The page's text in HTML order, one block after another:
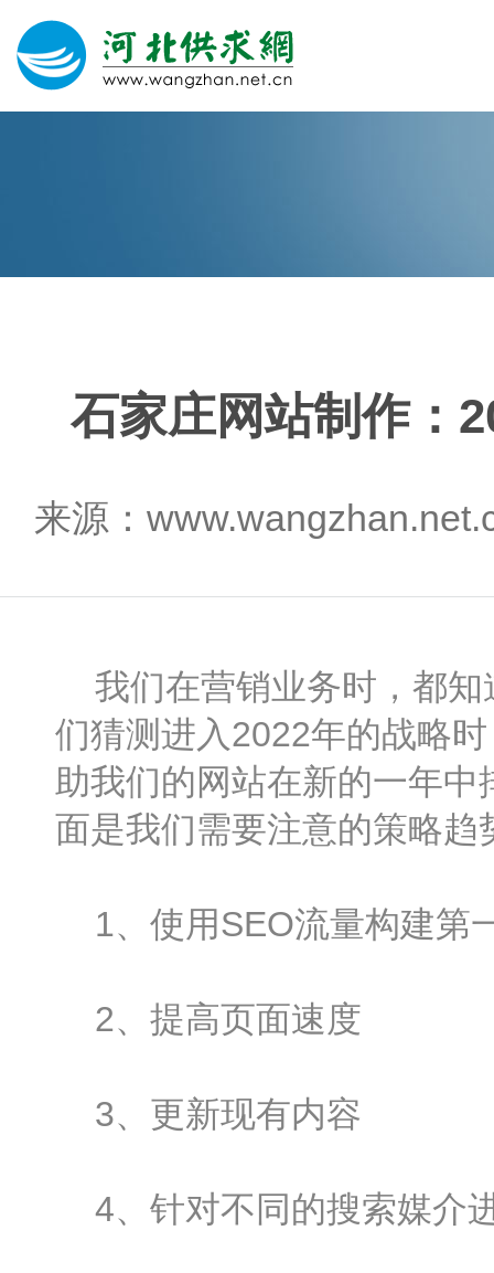
石家庄网站制作：
来源：
我们在营销业务时，都知
们猜测进入2022年的战略
助我们的网站在新的一年
面是我们需要注意的策略趋
1、使用SEO流量构建第
2、提高页面速度
3、更新现有内容
4、针对不同的搜索媒介